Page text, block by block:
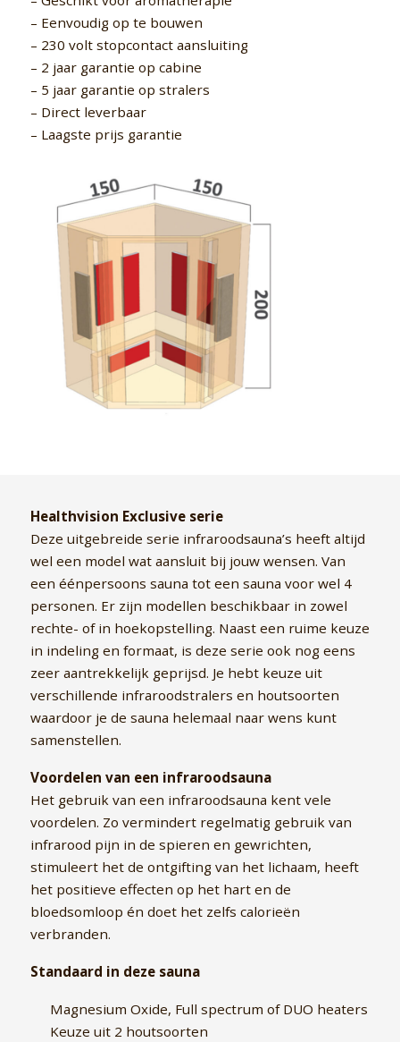
– Eenvoudig op te bouwen
– 230 volt stopcontact aansluiting
– 2 jaar garantie op cabine
– 5 jaar garantie op stralers
– Direct leverbaar
– Laagste prijs garantie
Healthvision Exclusive serie
Deze uitgebreide serie infraroodsauna’s heeft altijd
wel een model wat aansluit bij jouw wensen. Van
een éénpersoons sauna tot een sauna voor wel 4
personen. Er zijn modellen beschikbaar in zowel
rechte- of in hoekopstelling. Naast een ruime keuze
in indeling en formaat, is deze serie ook nog eens
zeer aantrekkelijk geprijsd. Je hebt keuze uit
verschillende infraroodstralers en houtsoorten
waardoor je de sauna helemaal naar wens kunt
samenstellen.
Voordelen van een infraroodsauna
Het gebruik van een infraroodsauna kent vele
voordelen. Zo vermindert regelmatig gebruik van
infrarood pijn in de spieren en gewrichten,
stimuleert het de ontgifting van het lichaam, heeft
het positieve effecten op het hart en de
bloedsomloop én doet het zelfs calorieën
verbranden.
Standaard in deze sauna
Magnesium Oxide, Full spectrum of DUO heaters
Keuze uit 2 houtsoorten